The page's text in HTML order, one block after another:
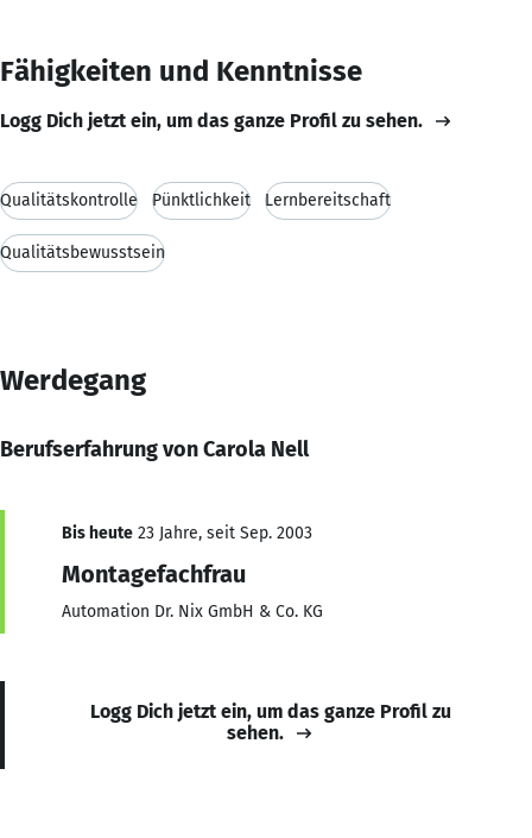
Fähigkeiten und Kenntnisse
Logg Dich jetzt ein, um das ganze Profil zu sehen.
Qualitätskontrolle Pünktlichkeit Lernbereitschaft
Qualitätsbewusstsein
Werdegang
Berufserfahrung von Carola Nell
Bis heute 23 Jahre, seit Sep. 2003
Montagefachfrau
Automation Dr. Nix GmbH & Co. KG
Logg Dich jetzt ein, um das ganze Profil zu
sehen.